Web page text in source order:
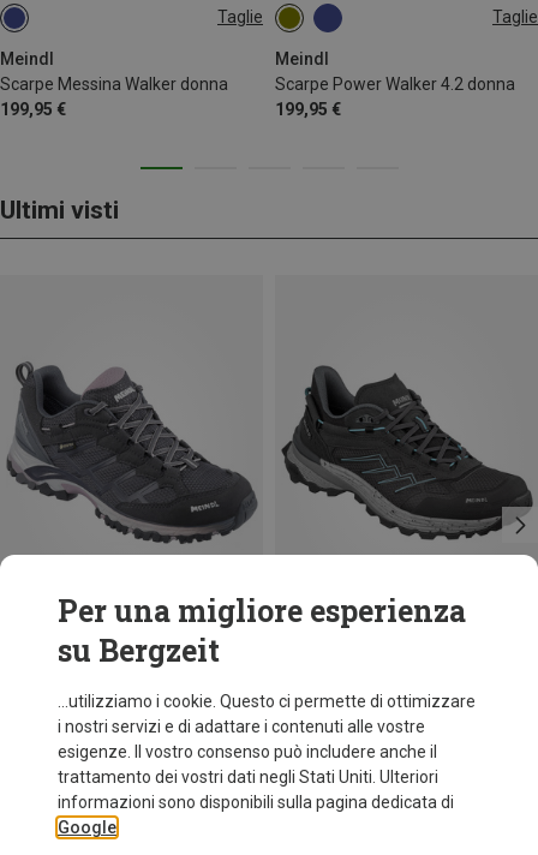
Taglie
Meindl
Scarpe Messina Walker donna
199,95 €
Taglie
Meindl
Scarpe Power Walker 4.2 donna
199,95 €
Ultimi visti
Taglie
Scarponi Caribe GTX donna
156,40 €
Meindl
Scarpe Jamaica GTX donna
167,40 €
Per una migliore esperienza
su Bergzeit
...utilizziamo i cookie. Questo ci permette di ottimizzare
i nostri servizi e di adattare i contenuti alle vostre
esigenze. Il vostro consenso può includere anche il
trattamento dei vostri dati negli Stati Uniti. Ulteriori
informazioni sono disponibili sulla pagina dedicata di
Google